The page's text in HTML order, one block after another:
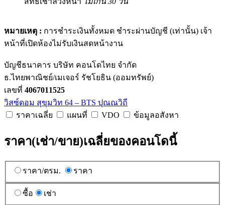
หมายเหตุ : การชำระเงินทั้งหมด ชำระผ่านบัญชี (เท่านั้น) เจ้า
หน้าที่เปิดห้องไม่รับเงินสดหน้างาน
บัญชีธนาคาร บริษัท คอนโดไทย จำกัด
ธ.ไทยพาณิชย์/เมเจอร์ รัชโยธิน (ออมทรัพย์)
เลขที่ 4067011525
วิสซ์ดอม สุขุมวิท 64 – BTS ปุณณวิถี
ราคาเฉลี่ย
แผนที่ VDO ข้อมูลอสังหา
ราคา(เช่า/ขาย)เฉลี่ยของคอนโดนี้
ราคา/ตรม. ราคา
ซื้อ เช่า